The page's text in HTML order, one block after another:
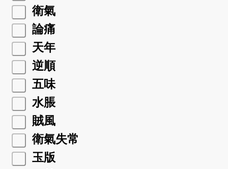
衛氣
論痛
天年
逆順
五味
水脹
賊風
衛氣失常
玉版